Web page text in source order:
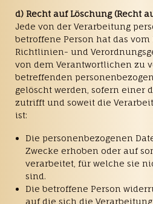
d) Recht auf Löschung (Recht
Jede von der Verarbeitung
betroffene Person hat das vom
Richtlinien- und
von dem Verantwortlichen zu
betreffenden
gelöscht werden, sofern einer
zutrifft und soweit die
ist:
Die personenbezogenen
Zwecke erhoben oder auf
verarbeitet, für welche sie
sind.
Die betroffene Person
auf die sich die Verarbeitung